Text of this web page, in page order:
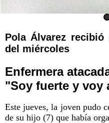
Pola Álvarez
del miércoles
Enfermera
"Soy fuerte y voy
Este jueves, la joven pudo
de su hijo (7) que había